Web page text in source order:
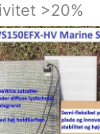
>20%